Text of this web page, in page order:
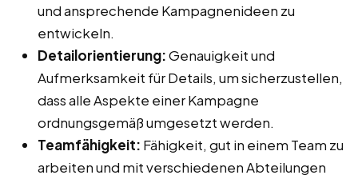
und ansprechende Kampagnenideen zu
entwickeln.
Detailorientierung:Genauigkeit und
Aufmerksamkeit für Details, um sicherzustellen,
dass alle Aspekte einer Kampagne
ordnungsgemäß umgesetzt werden.
Teamfähigkeit: Fähigkeit, gut in einem Team zu
arbeiten und mit verschiedenen Abteilungen